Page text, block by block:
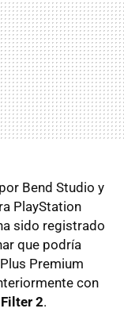
Bend Studio y
PlayStation
sido registrado
que podría
Premium
con
2.